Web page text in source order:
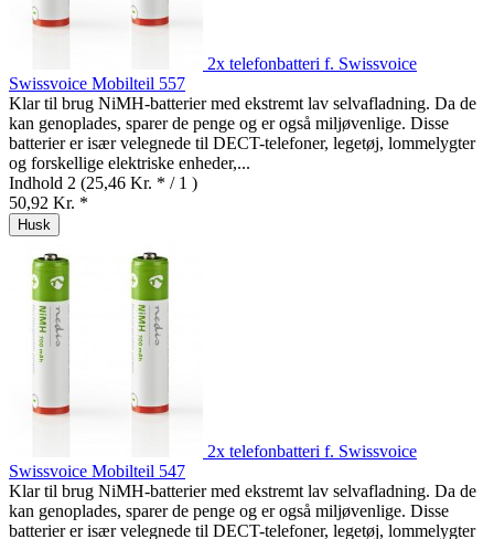
2x telefonbatteri f. Swissvoice
Swissvoice Mobilteil 557
Klar til brug NiMH-batterier med ekstremt lav selvafladning. Da de
kan genoplades, sparer de penge og er også miljøvenlige. Disse
batterier er især velegnede til DECT-telefoner, legetøj, lommelygter
og forskellige elektriske enheder,...
Indhold 2 (25,46 Kr. * / 1 )
50,92 Kr. *
Husk
2x telefonbatteri f. Swissvoice
Swissvoice Mobilteil 547
Klar til brug NiMH-batterier med ekstremt lav selvafladning. Da de
kan genoplades, sparer de penge og er også miljøvenlige. Disse
batterier er især velegnede til DECT-telefoner, legetøj, lommelygter